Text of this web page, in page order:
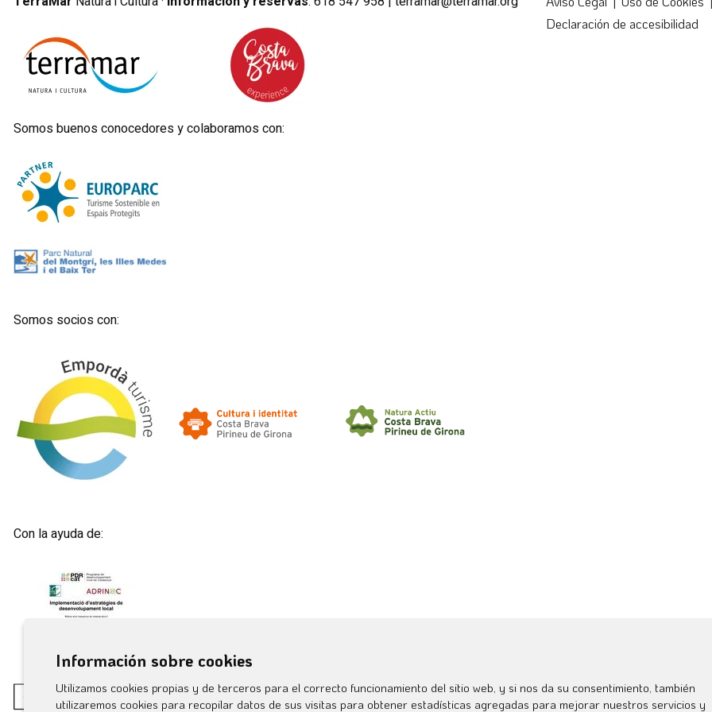
Somos buenos conocedores y colaboramos con:
Somos socios con:
Con la ayuda de:
Declaración de accesibilidad
Información sobre cookies
Utilizamos cookies propias y de terceros para el correcto funcionamiento del sitio web, y si nos da su consentimiento, también
utilizaremos cookies para recopilar datos de sus visitas para obtener estadísticas agregadas para mejorar nuestros servicios y